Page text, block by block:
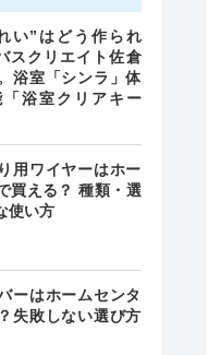
い”はどう作られ
スクリエイト佐倉
浴室「シンラ」体
浴室クリアキー
用ワイヤーはホー
買える？ 種類・選
使い方
ーはホームセンタ
失敗しない選び方